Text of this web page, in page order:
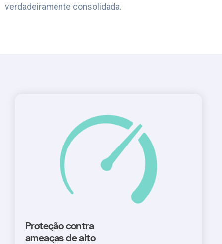
verdadeiramente consolidada.
Proteção contra
ameaças de alto